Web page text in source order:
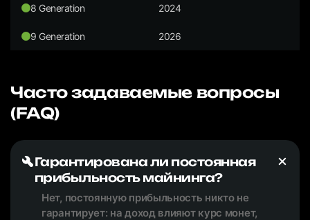
8 Generation 2024
9 Generation 2026
Часто задаваемые вопросы
(FAQ)
Гарантирована ли постоянная
прибыльность майнинга?
Нет, постоянную прибыльность никто не
гарантирует: на доход влияют курс монет,